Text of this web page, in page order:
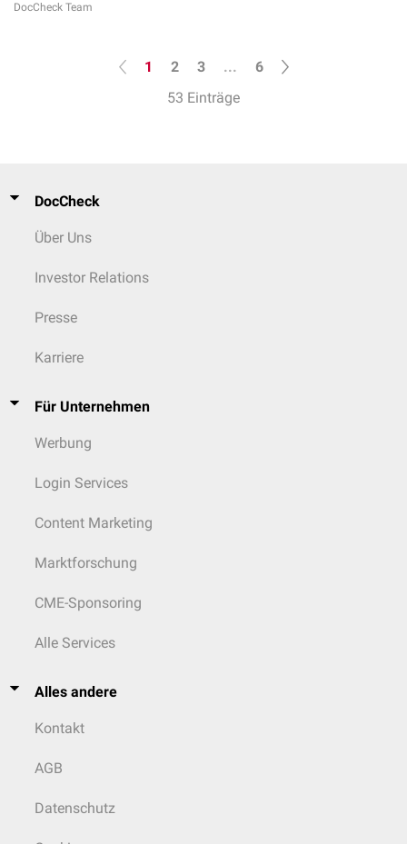
DocCheck Team
1 2 3 ...
6
53 Einträge
DocCheck
Über Uns
Investor Relations
Presse
Karriere
Für Unternehmen
Werbung
Login Services
Content Marketing
Marktforschung
CME-Sponsoring
Alle Services
Alles andere
Kontakt
AGB
Datenschutz